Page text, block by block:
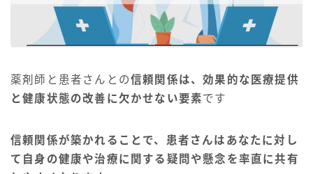
薬剤師と患者さんとの信頼関係は、効果的な医療提供
と健康状態の改善に欠かせない要素です
信頼関係が築かれることで、患者さんはあなたに対し
て自身の健康や治療に関する疑問や懸念を率直に共有